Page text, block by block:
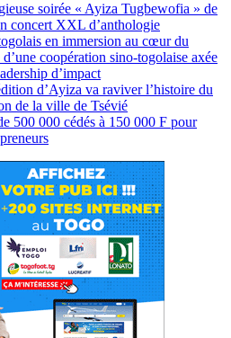
soirée « Ayiza Tugbewofia » de
concert XXL d’anthologie
en immersion au cœur du
coopération sino-togolaise axée
d’impact
d’Ayiza va raviver l’histoire du
de la ville de Tsévié
500 000 cédés à 150 000 F pour